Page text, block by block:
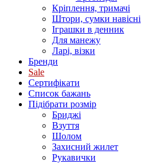
Кріплення, тримачі
Штори, сумки навісні
Іграшки в денник
Для манежу
Ларі, візки
Бренди
Sale
Сертифікати
Список бажань
Підібрати розмір
Бриджі
Взуття
Шолом
Захисний жилет
Рукавички